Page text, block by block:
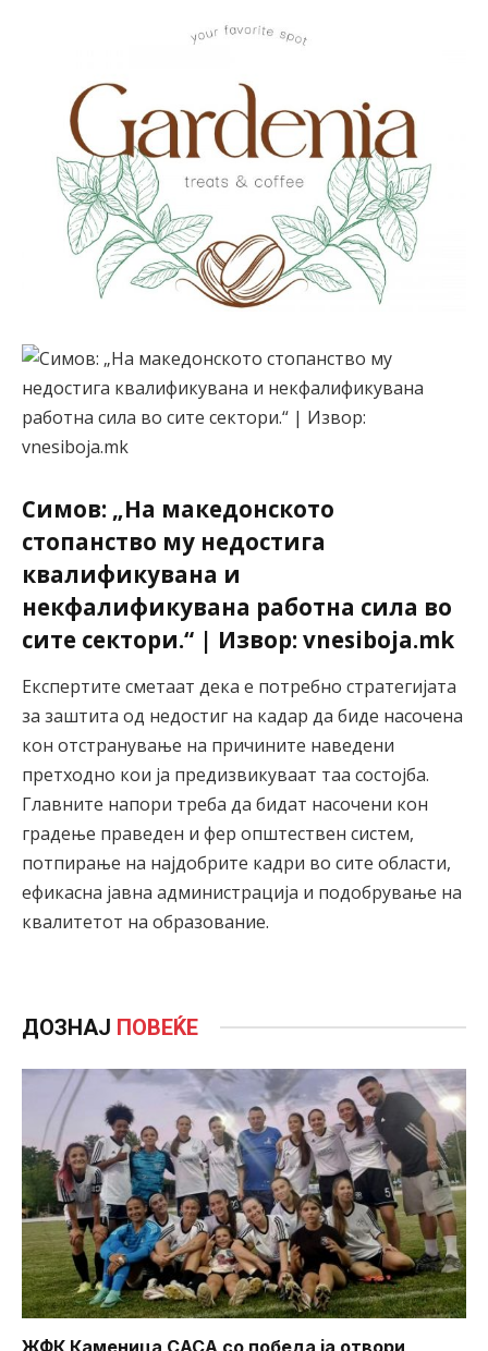
Симов: „На македонското
стопанство му недостига
квалификувана и
некфалификувана работна сила во
сите сектори.“ | Извор: vnesiboja.mk
Експертите сметаат дека е потребно стратегијата
за заштита од недостиг на кадар да биде насочена
кон отстранување на причините наведени
претходно кои ја предизвикуваат таа состојба.
Главните напори треба да бидат насочени кон
градење праведен и фер општествен систем,
потпирање на најдобрите кадри во сите области,
ефикасна јавна администрација и подобрување на
квалитетот на образование.
ДОЗНАЈ ПОВЕЌЕ